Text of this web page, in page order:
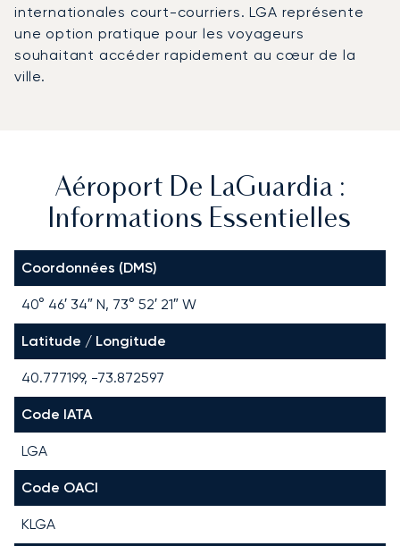
internationales court-courriers. LGA représente
une option pratique pour les voyageurs
souhaitant accéder rapidement au cœur de la
ville.
Aéroport De LaGuardia :
Informations Essentielles
Coordonnées (DMS)
40° 46′ 34″ N, 73° 52′ 21″ W
Latitude / Longitude
40.777199, -73.872597
Code IATA
LGA
Code OACI
KLGA